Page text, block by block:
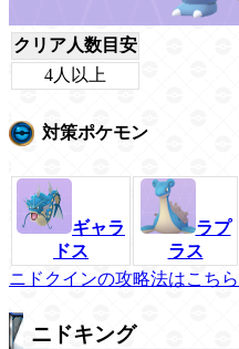
クリア人数目安
4人以上
対策ポケモン
ギャラ
ドス
ラプ
ラス
ニドクインの攻略法はこちら
ニドキング